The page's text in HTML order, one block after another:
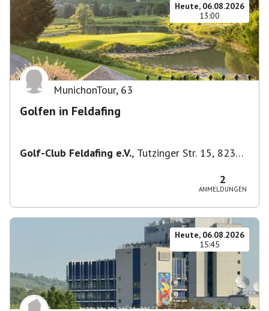
Heute, 06.08.2026
13:00
MunichonTour, 63
Golfen in Feldafing
Golf-Club Feldafing e.V., Tutzinger Str. 15, 82340
2
ANMELDUNGEN
Heute, 06.08.2026
15:45